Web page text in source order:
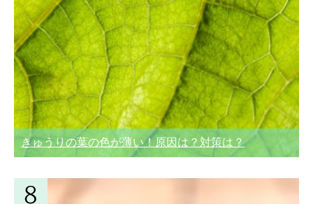
きゅうりの葉の色が薄い！原因は？対策は？